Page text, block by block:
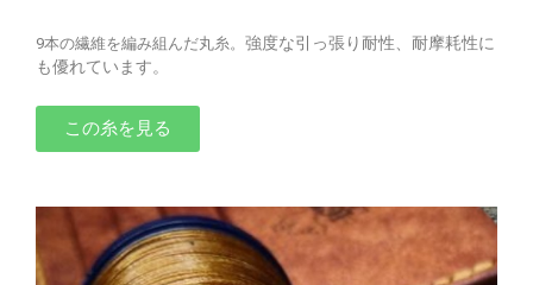
9本の繊維を編み組んだ丸糸。 強度な引っ張り耐性、耐摩耗性に
も優れています。
この糸を見る